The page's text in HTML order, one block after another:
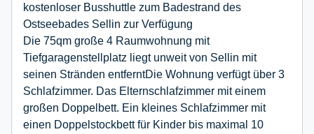
kostenloser Busshuttle zum Badestrand des
Ostseebades Sellin zur Verfügung
Die 75qm große 4 Raumwohnung mit
Tiefgaragenstellplatz liegt unweit von Sellin mit
seinen Stränden entferntDie Wohnung verfügt über 3
Schlafzimmer. Das Elternschlafzimmer mit einem
großen Doppelbett. Ein kleines Schlafzimmer mit
einen Doppelstockbett für Kinder bis maximal 10